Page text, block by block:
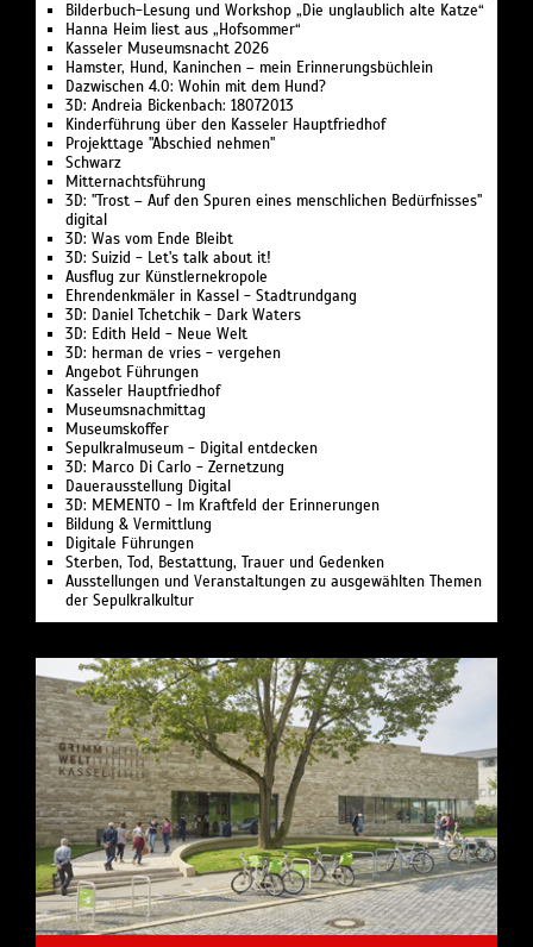
Bilderbuch-Lesung und Workshop „Die unglaublich alte Katze“
Hanna Heim liest aus „Hofsommer“
Kasseler Museumsnacht 2026
Hamster, Hund, Kaninchen – mein Erinnerungsbüchlein
Dazwischen 4.0: Wohin mit dem Hund?
3D: Andreia Bickenbach: 18072013
Kinderführung über den Kasseler Hauptfriedhof
Projekttage "Abschied nehmen"
Schwarz
Mitternachtsführung
3D: "Trost – Auf den Spuren eines menschlichen Bedürfnisses"
digital
3D: Was vom Ende Bleibt
3D: Suizid - Let's talk about it!
Ausflug zur Künstlernekropole
Ehrendenkmäler in Kassel - Stadtrundgang
3D: Daniel Tchetchik - Dark Waters
3D: Edith Held - Neue Welt
3D: herman de vries - vergehen
Angebot Führungen
Kasseler Hauptfriedhof
Museumsnachmittag
Museumskoffer
Sepulkralmuseum - Digital entdecken
3D: Marco Di Carlo - Zernetzung
Dauerausstellung Digital
3D: MEMENTO - Im Kraftfeld der Erinnerungen
Bildung & Vermittlung
Digitale Führungen
Sterben, Tod, Bestattung, Trauer und Gedenken
Ausstellungen und Veranstaltungen zu ausgewählten Themen
der Sepulkralkultur